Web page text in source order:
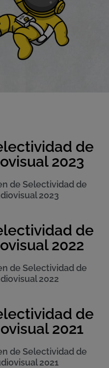
de
2023
de Selectividad de
2023
de
2022
de Selectividad de
2022
de
2021
de Selectividad de
2021